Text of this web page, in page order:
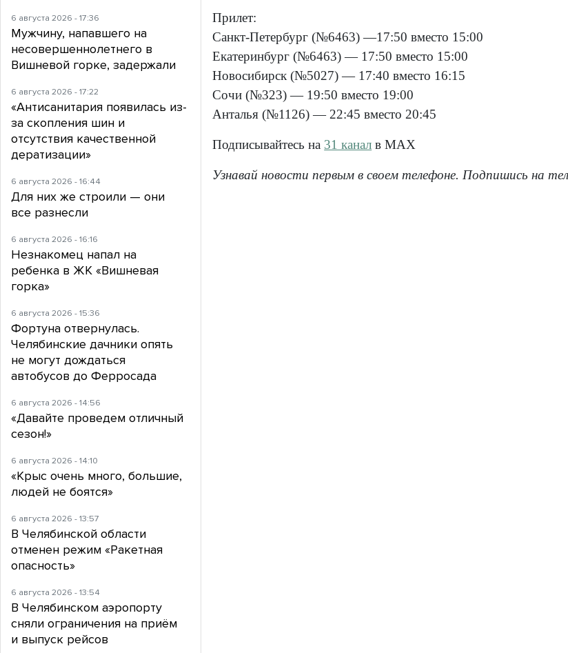
Прилет:
Санкт-Петербург (№6463) —17:50 вместо 15:00
Екатеринбург (№6463) — 17:50 вместо 15:00
Новосибирск (№5027) — 17:40 вместо 16:15
Сочи (№323) — 19:50 вместо 19:00
Анталья (№1126) — 22:45 вместо 20:45
Подписывайтесь на 31 канал в МАХ
Узнавай новости первым в своем телефоне. Подпишись на
6 августа 2026 - 17:36
Мужчину, напавшего на
несовершеннолетнего в
Вишневой горке, задержали
6 августа 2026 - 17:22
«Антисанитария появилась из-
за скопления шин и
отсутствия качественной
дератизации»
6 августа 2026 - 16:44
Для них же строили — они
все разнесли
6 августа 2026 - 16:16
Незнакомец напал на
ребенка в ЖК «Вишневая
горка»
6 августа 2026 - 15:36
Фортуна отвернулась.
Челябинские дачники опять
не могут дождаться
автобусов до Ферросада
6 августа 2026 - 14:56
«Давайте проведем отличный
сезон!»
6 августа 2026 - 14:10
«Крыс очень много, большие,
людей не боятся»
6 августа 2026 - 13:57
В Челябинской области
отменен режим «Ракетная
опасность»
6 августа 2026 - 13:54
В Челябинском аэропорту
сняли ограничения на приём
и выпуск рейсов